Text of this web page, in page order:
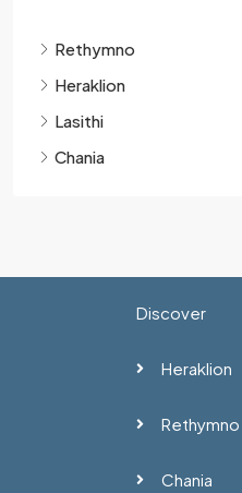
Rethymno
Heraklion
Lasithi
Chania
Discover
Heraklion
Rethymno
Chania